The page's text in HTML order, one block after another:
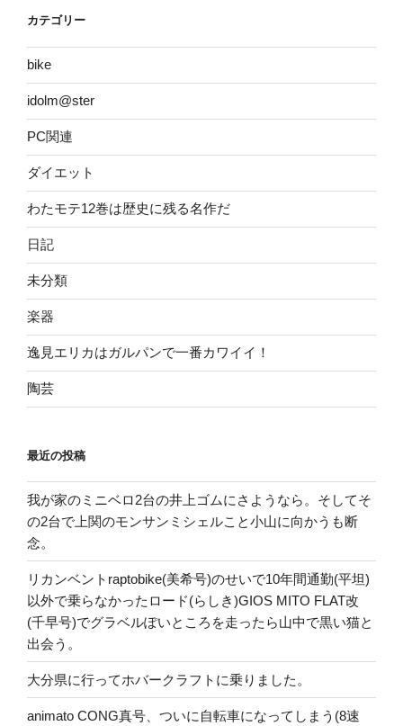
カテゴリー
bike
idolm@ster
PC関連
ダイエット
わたモテ12巻は歴史に残る名作だ
日記
未分類
楽器
逸見エリカはガルパンで一番カワイイ！
陶芸
最近の投稿
我が家のミニベロ2台の井上ゴムにさようなら。そしてそ
の2台で上関のモンサンミシェルこと小山に向かうも断
念。
リカンベントraptobike(美希号)のせいで10年間通勤(平坦)
以外で乗らなかったロード(らしき)GIOS MITO FLAT改
(千早号)でグラベルぽいところを走ったら山中で黒い猫と
出会う。
大分県に行ってホバークラフトに乗りました。
animato CONG真号、ついに自転車になってしまう(8速